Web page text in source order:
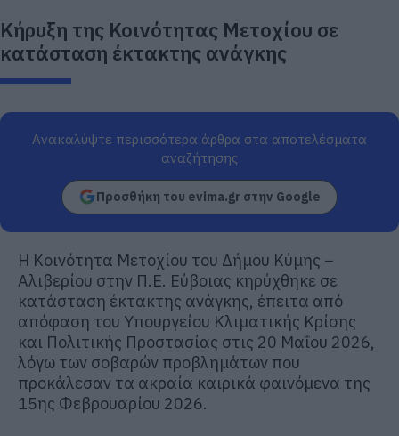
Κήρυξη της Κοινότητας Μετοχίου σε
κατάσταση έκτακτης ανάγκης
Ανακαλύψτε περισσότερα άρθρα στα αποτελέσματα
αναζήτησης
Προσθήκη του evima.gr στην Google
Η Κοινότητα Μετοχίου του Δήμου Κύμης –
Αλιβερίου στην Π.Ε. Εύβοιας κηρύχθηκε σε
κατάσταση έκτακτης ανάγκης, έπειτα από
απόφαση του Υπουργείου Κλιματικής Κρίσης
και Πολιτικής Προστασίας στις 20 Μαΐου 2026,
λόγω των σοβαρών προβλημάτων που
προκάλεσαν τα ακραία καιρικά φαινόμενα της
15ης Φεβρουαρίου 2026.